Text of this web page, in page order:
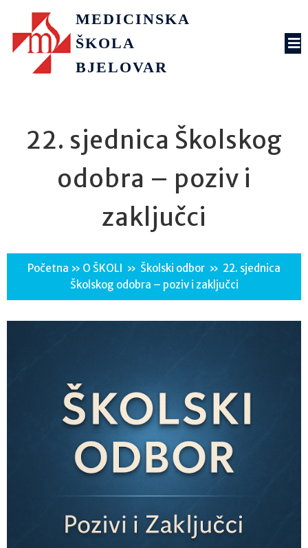
MEDICINSKA
ŠKOLA
BJELOVAR
22. sjednica Školskog
odobra – poziv i
zaključci
Početna » O ŠKOLI » Školski odbor » 22. sjednica
Školskog odobra – poziv i zaključci